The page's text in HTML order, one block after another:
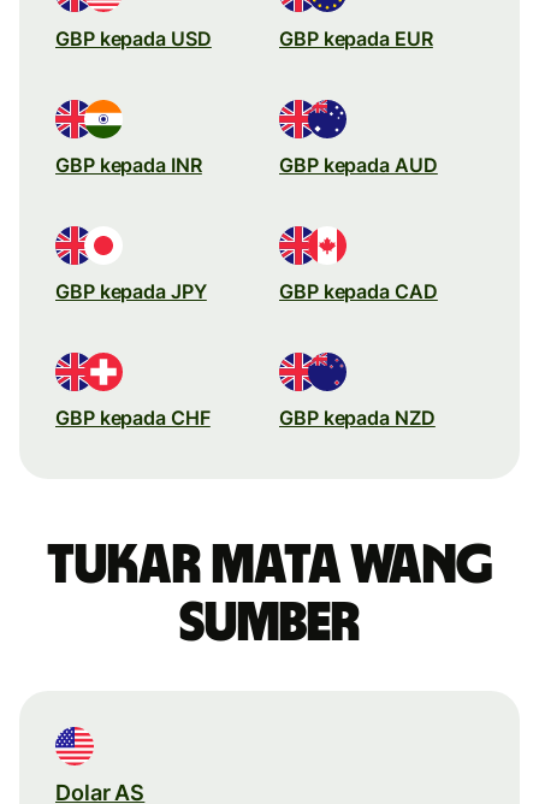
GBP kepada USD GBP kepada EUR
GBP kepada INR GBP kepada AUD
GBP kepada JPY GBP kepada CAD
GBP kepada CHF GBP kepada NZD
Tukar mata wang
sumber
Dolar AS